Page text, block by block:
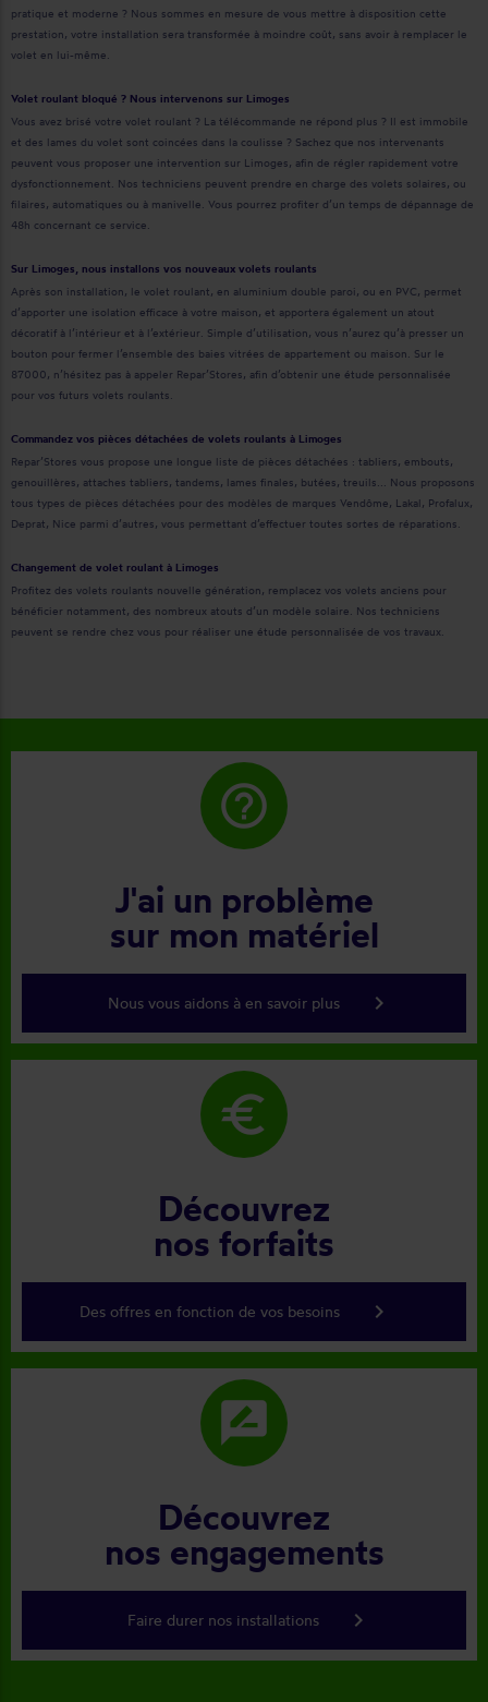
pratique et moderne ? Nous sommes en mesure de vous mettre à disposition cette
prestation, votre installation sera transformée à moindre coût, sans avoir à remplacer le
volet en lui-même.
Volet roulant bloqué ? Nous intervenons sur Limoges
Vous avez brisé votre volet roulant ? La télécommande ne répond plus ? Il est immobile
et des lames du volet sont coincées dans la coulisse ? Sachez que nos intervenants
peuvent vous proposer une intervention sur Limoges, afin de régler rapidement votre
dysfonctionnement. Nos techniciens peuvent prendre en charge des volets solaires, ou
filaires, automatiques ou à manivelle. Vous pourrez profiter d’un temps de dépannage de
48h concernant ce service.
Sur Limoges, nous installons vos nouveaux volets roulants
Après son installation, le volet roulant, en aluminium double paroi, ou en PVC, permet
d’apporter une isolation efficace à votre maison, et apportera également un atout
décoratif à l’intérieur et à l’extérieur. Simple d’utilisation, vous n’aurez qu’à presser un
bouton pour fermer l’ensemble des baies vitrées de appartement ou maison. Sur le
87000, n’hésitez pas à appeler Repar’Stores, afin d’obtenir une étude personnalisée
pour vos futurs volets roulants.
Commandez vos pièces détachées de volets roulants à Limoges
Repar’Stores vous propose une longue liste de pièces détachées : tabliers, embouts,
genouillères, attaches tabliers, tandems, lames finales, butées, treuils... Nous proposons
tous types de pièces détachées pour des modèles de marques Vendôme, Lakal, Profalux,
Deprat, Nice parmi d’autres, vous permettant d’effectuer toutes sortes de réparations.
Changement de volet roulant à Limoges
Profitez des volets roulants nouvelle génération, remplacez vos volets anciens pour
bénéficier notamment, des nombreux atouts d’un modèle solaire. Nos techniciens
peuvent se rendre chez vous pour réaliser une étude personnalisée de vos travaux.
help_outline
J'ai un problème
sur mon matériel
Nous vous aidons à en savoir plus keyboard_arrow_right
euro
Découvrez
nos forfaits
Des offres en fonction de vos besoins keyboard_arrow_right
rate_review
Découvrez
nos engagements
Faire durer nos installations keyboard_arrow_right